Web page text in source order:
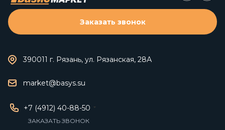
390011 г. Рязань, ул. Рязанская, 28А
market@basys.su
+7 (4912) 40-88-50
ЗАКАЗАТЬ ЗВОНОК
Заказать звонок